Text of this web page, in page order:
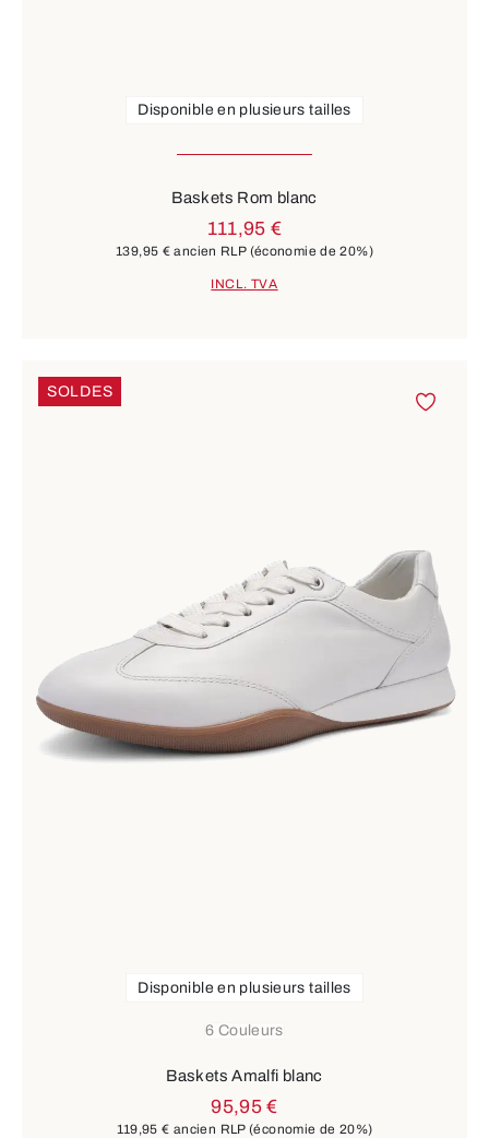
Disponible en plusieurs tailles
Baskets Rom blanc
111,95 €
139,95 € ancien RLP (économie de 20%)
INCL. TVA
SOLDES
6 Couleurs
Disponible en plusieurs tailles
Baskets Amalfi blanc
95,95 €
119,95 € ancien RLP(économie de 20%)